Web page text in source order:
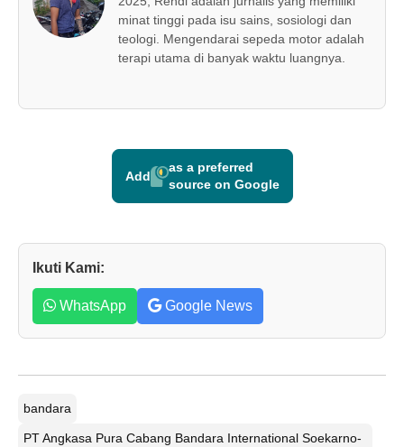
minat tinggi pada isu sains, sosiologi dan
teologi. Mengendarai sepeda motor adalah
terapi utama di banyak waktu luangnya.
Add
as a preferred
source on Google
Ikuti Kami:
WhatsApp Google News
bandara
PT Angkasa Pura Cabang Bandara International Soekarno-